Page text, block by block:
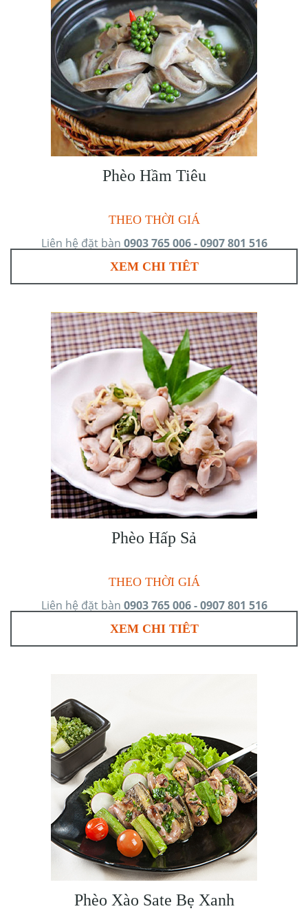
Phèo Hầm Tiêu
THEO THỜI GIÁ
Liên hệ đặt bàn 0903 765 006 - 0907 801 516
XEM CHI TIÊT
Phèo Hấp Sả
THEO THỜI GIÁ
Liên hệ đặt bàn 0903 765 006 - 0907 801 516
XEM CHI TIÊT
Phèo Xào Sate Bẹ Xanh